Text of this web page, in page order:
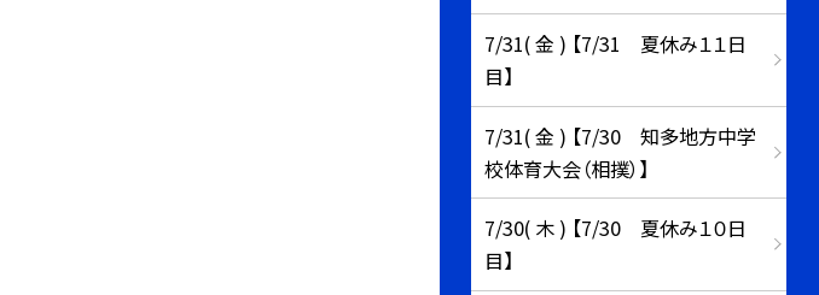
7/31( 金 ) 【7/31 夏休み１１日
目】
7/31( 金 ) 【7/30 知多地方中学
校体育大会（相撲）】
7/30( 木 ) 【7/30 夏休み１０日
目】